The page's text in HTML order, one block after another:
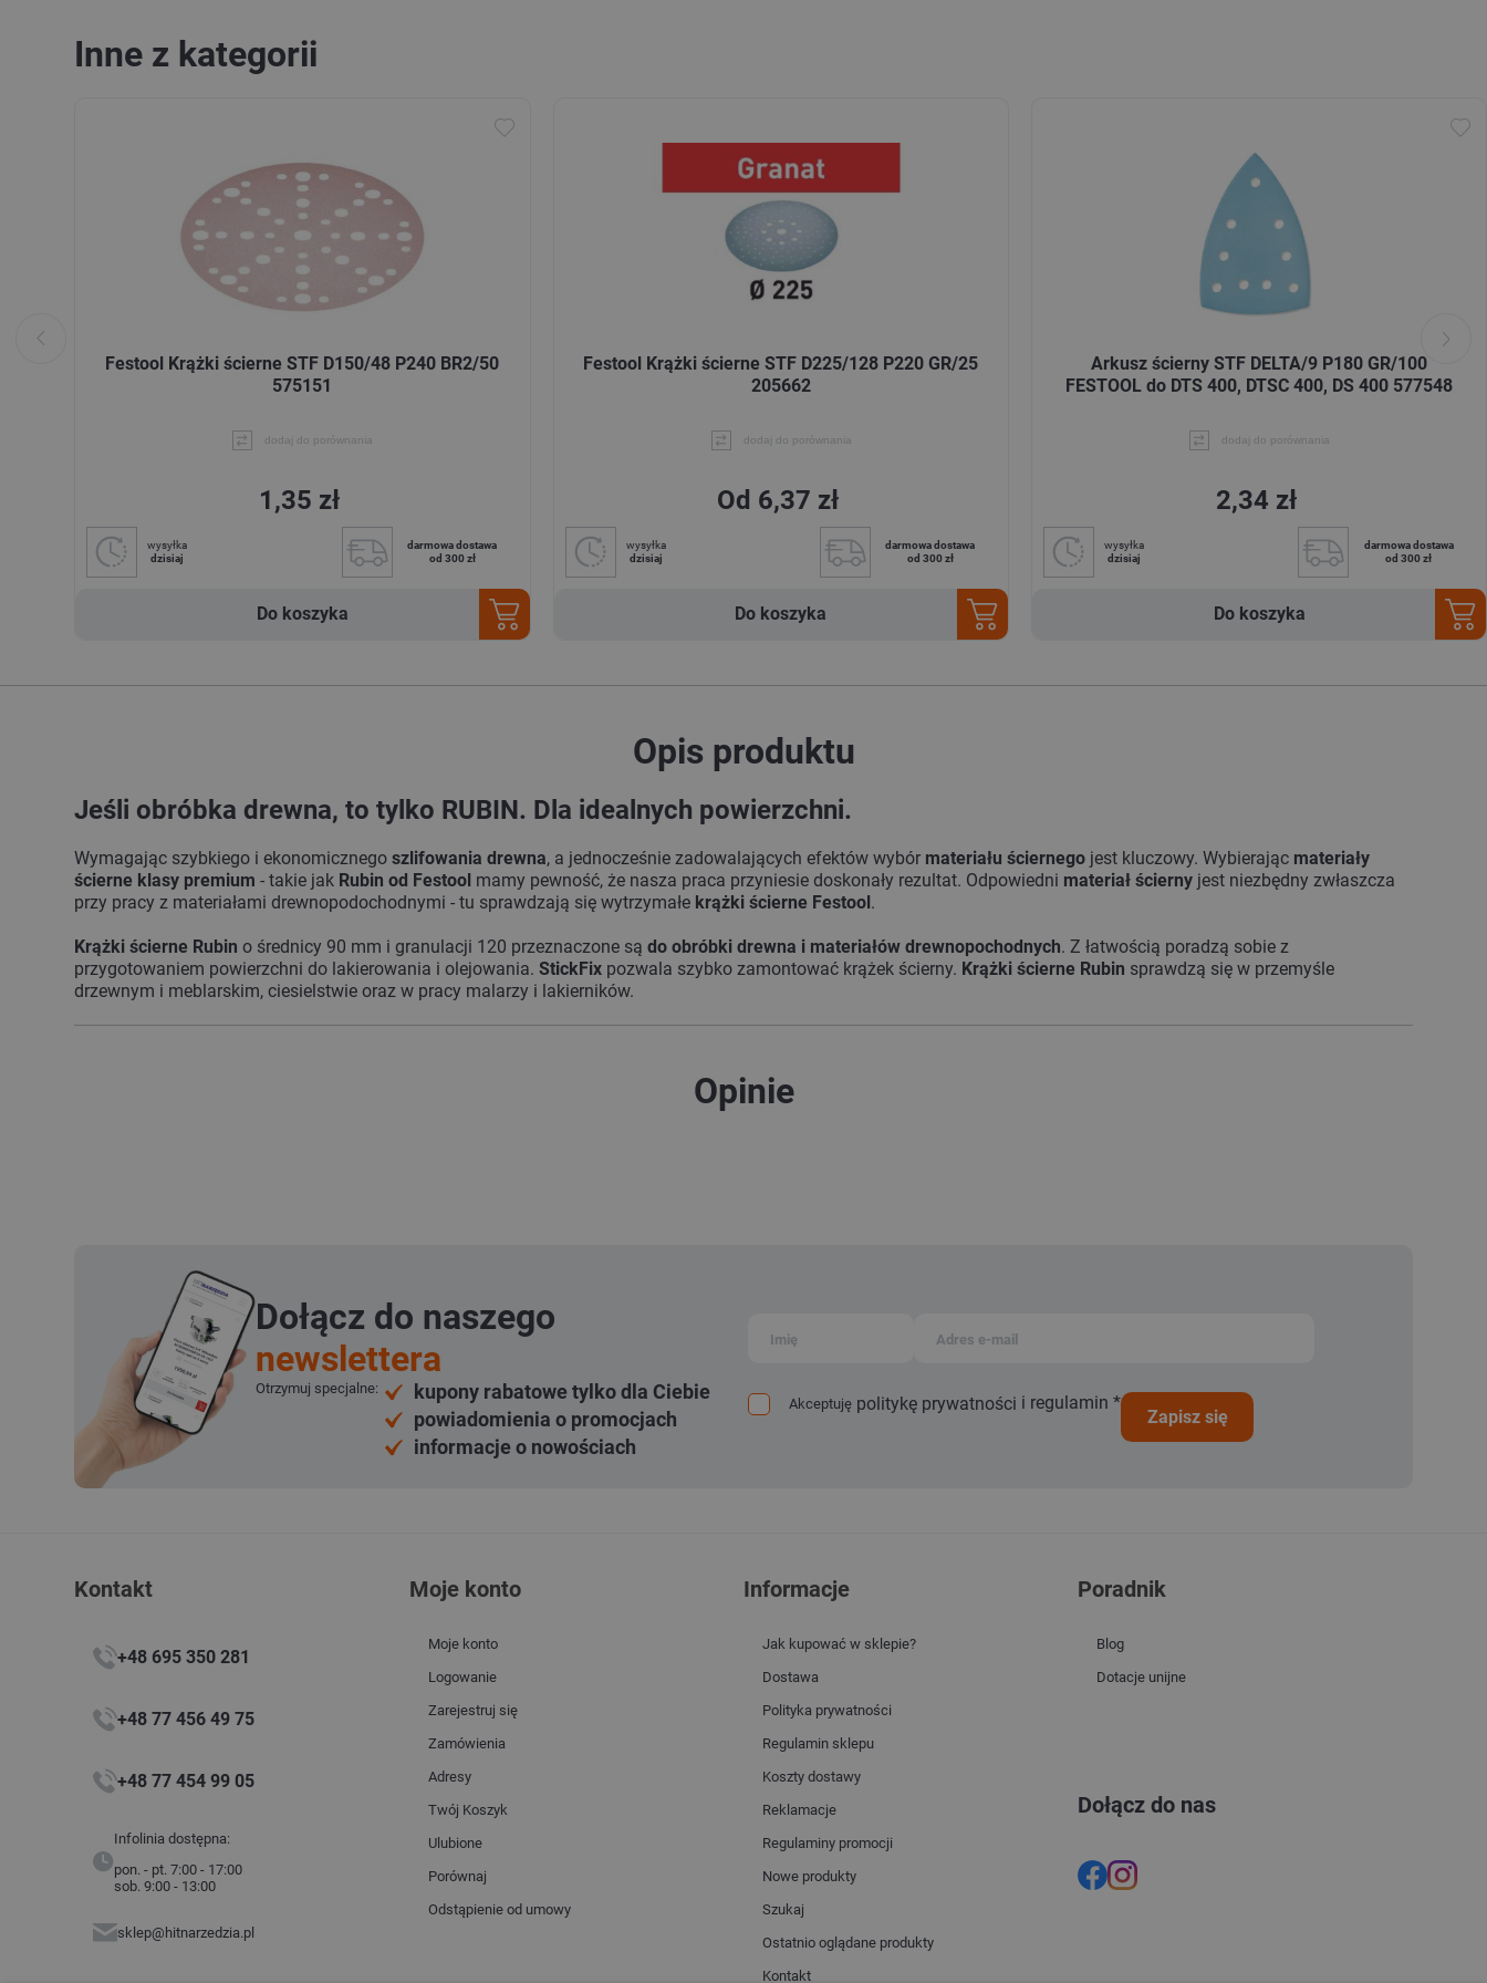
Inne z kategorii
Festool Krążki ścierne STF D150/48 P240 BR2/50
575151
dodaj do porównania
1,35 zł
wysyłka
dzisiaj
darmowa dostawa
od 300 zł
Do koszyka
Festool Krążki ścierne STF D225/128 P220 GR/25
205662
dodaj do porównania
Od 6,37 zł
wysyłka
dzisiaj
darmowa dostawa
od 300 zł
Do koszyka
Arkusz ścierny STF DELTA/9 P180 GR/100
FESTOOL do DTS 400, DTSC 400, DS 400 577548
dodaj do porównania
2,34 zł
wysyłka
dzisiaj
darmowa dostawa
od 300 zł
Do koszyka
Opis produktu
Jeśli obróbka drewna, to tylko RUBIN. Dla idealnych powierzchni.
Wymagając szybkiego i ekonomicznegoszlifowania drewna, a jednocześnie zadowalających efektów wybór materiału ściernego jest kluczowy. Wybierając materiały
ścierne klasy premium - takie jak Rubin od Festool mamy pewność, że nasza praca przyniesie doskonały rezultat. Odpowiedni materiał ścierny jest niezbędny zwłaszcza
przy pracy z materiałami drewnopodochodnymi - tu sprawdzają się wytrzymałe krążki ścierne Festool .
Krążki ścierne Rubino średnicy 90 mm i granulacji 120 przeznaczone sądo obróbki drewna i materiałów drewnopochodnych. Z łatwością poradzą sobie z
przygotowaniem powierzchni do lakierowania i olejowania.StickFix pozwala szybko zamontować krążek ścierny. Krążki ścierne Rubin sprawdzą się w przemyśle
drzewnym i meblarskim, ciesielstwie oraz w pracy malarzy i lakierników.
Opinie
Dołącz do naszego
newslettera
Otrzymuj specjalne:
kupony rabatowe tylko dla Ciebie
powiadomienia o promocjach
informacje o nowościach
Akceptuję politykę prywatności i regulamin *
zapisz się
Kontakt
+48 695 350 281
+48 77 456 49 75
+48 77 454 99 05
Infolinia dostępna:
pon. - pt. 7:00 - 17:00
sob. 9:00 - 13:00
sklep@hitnarzedzia.pl
Moje konto
Moje konto
Logowanie
Zarejestruj się
Zamówienia
Adresy
Twój Koszyk
Ulubione
Porównaj
Odstąpienie od umowy
Informacje
Jak kupować w sklepie?
Dostawa
Polityka prywatności
Regulamin sklepu
Koszty dostawy
Reklamacje
Regulaminy promocji
Nowe produkty
Szukaj
Ostatnio oglądane produkty
Kontakt
Poradnik
Blog
Dotacje unijne
Dołącz do nas